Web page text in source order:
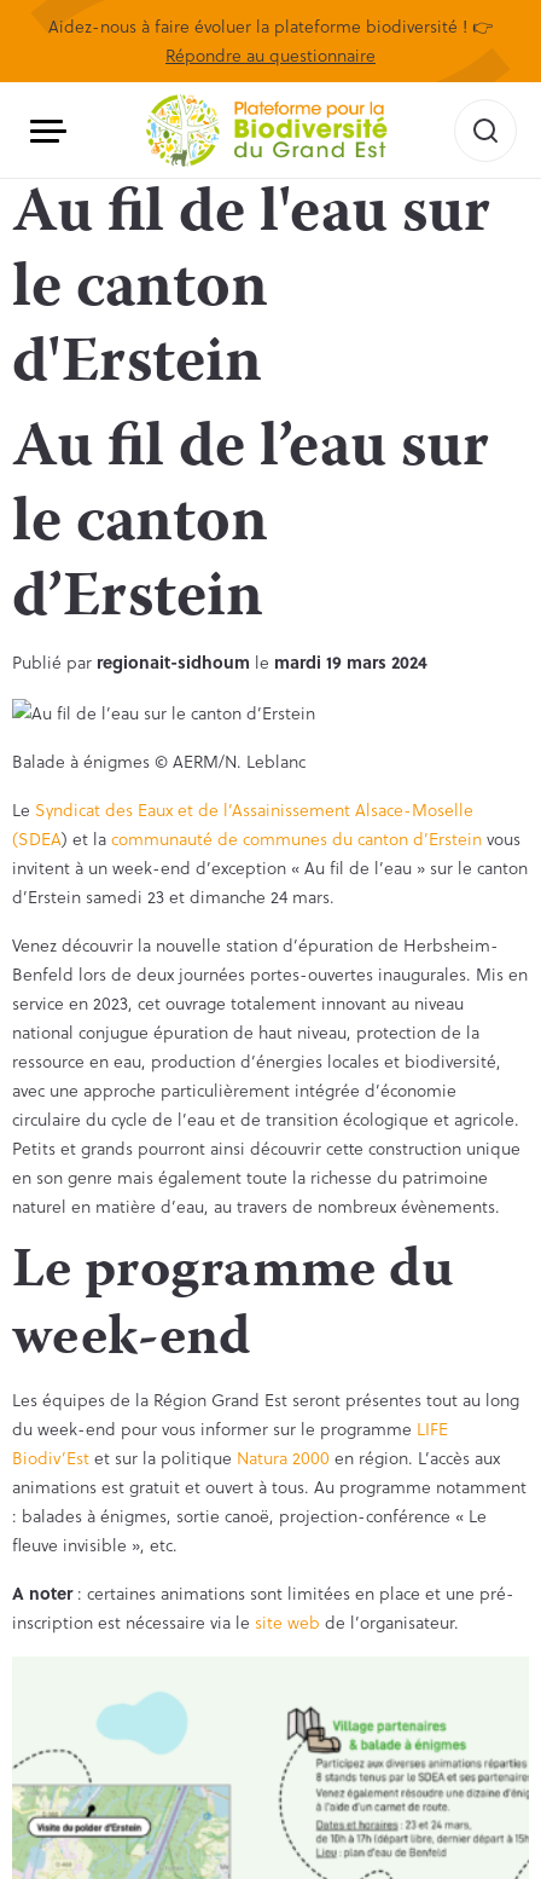
Aidez-nous à faire évoluer la plateforme biodiversité ! 👉
Répondre au questionnaire
Au fil de l'eau sur
le canton
d'Erstein
Au fil de l’eau sur
le canton
d’Erstein
Publié par regionait-sidhoum le mardi 19 mars 2024
Balade à énigmes © AERM/N. Leblanc
Le Syndicat des Eaux et de l’Assainissement Alsace-Moselle
(SDEA) et lacommunauté de communes du canton d’Ersteinvous
invitent à un week-end d’exception « Au fil de l’eau » sur le canton
d’Erstein samedi 23 et dimanche 24 mars.
Venez découvrir la nouvelle station d’épuration de Herbsheim-
Benfeld lors de deux journées portes-ouvertes inaugurales. Mis en
service en 2023, cet ouvrage totalement innovant au niveau
national conjugue épuration de haut niveau, protection de la
ressource en eau, production d’énergies locales et biodiversité,
avec une approche particulièrement intégrée d’économie
circulaire du cycle de l’eau et de transition écologique et agricole.
Petits et grands pourront ainsi découvrir cette construction unique
en son genre mais également toute la richesse du patrimoine
naturel en matière d’eau, au travers de nombreux évènements.
Le programme du
week-end
Les équipes de la Région Grand Est seront présentes tout au long
du week-end pour vous informer sur le programme LIFE
Biodiv’Estet sur la politique Natura 2000 en région. L’accès aux
animations est gratuit et ouvert à tous. Au programme notamment
: balades à énigmes, sortie canoë, projection-conférence « Le
fleuve invisible », etc.
A noter: certaines animations sont limitées en place et une pré-
inscription est nécessaire via le site web de l’organisateur.